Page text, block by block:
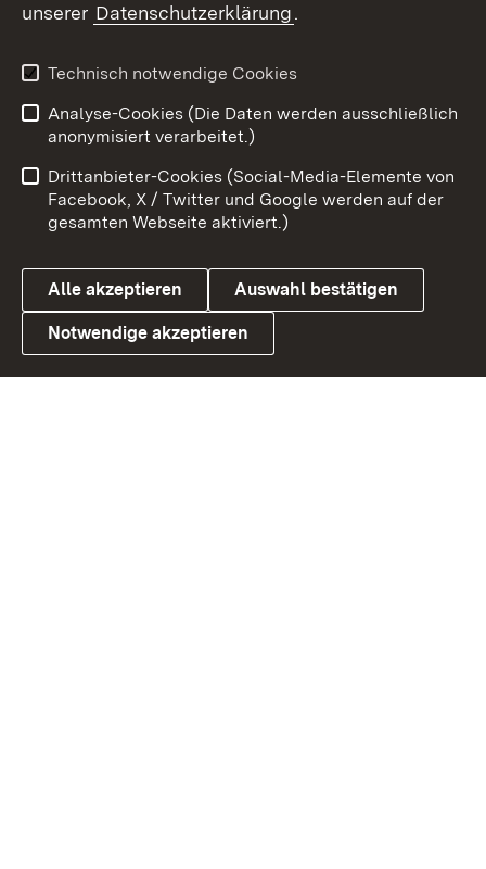
X / Twitter
Youtube
Link zum Landesportal
Benutzungshinweise
Barrierefreiheit
Datenschutz
Cookies
unserer Datenschutzerklärung.
Technisch notwendige Cookies
Analyse-Cookies (Die Daten werden ausschließlich
anonymisiert verarbeitet.)
Drittanbieter-Cookies (Social-Media-Elemente von
Facebook, X / Twitter und Google werden auf der
gesamten Webseite aktiviert.)
Alle akzeptieren Auswahl bestätigen
Notwendige akzeptieren